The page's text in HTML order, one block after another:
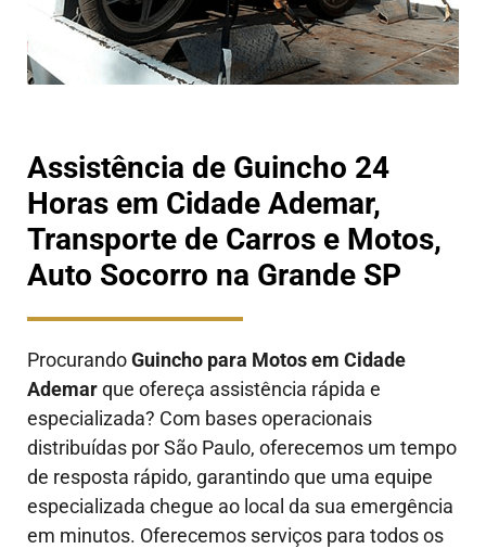
Assistência de Guincho 24
Horas em Cidade Ademar,
Transporte de Carros e Motos,
Auto Socorro na Grande SP
ProcurandoGuincho para Motos em Cidade
Ademarque ofereça assistência rápida e
especializada? Com bases operacionais
distribuídas por São Paulo, oferecemos um tempo
de resposta rápido, garantindo que uma equipe
especializada chegue ao local da sua emergência
em minutos. Oferecemos serviços para todos os